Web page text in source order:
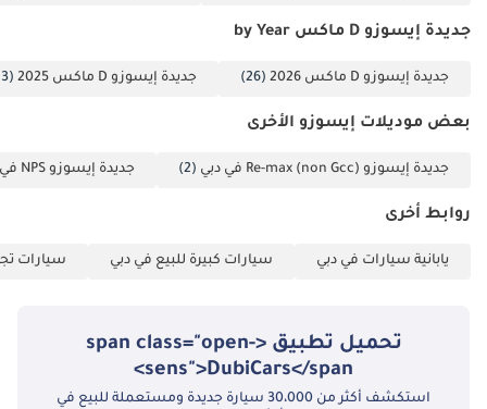
جديدة إيسوزو D ماكس by Year
جديدة إيسوزو D ماكس 2026 (26) جديدة إيسوزو D ماكس 2025 (13)
بعض موديلات إيسوزو الأخرى
جديدة إيسوزو Re-max (non Gcc) في دبي (2) جديدة إيسوزو NPS في دبي
روابط أخرى
يابانية سيارات في دبي سيارات كبيرة للبيع في دبي سيارات
تحميل تطبيق <span class="open-
sens">DubiCars</span>
استكشف أكثر من 30،000 سيارة جديدة ومستعملة للبيع في